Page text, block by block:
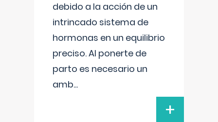
debido a la acción de un
intrincado sistema de
hormonas en un equilibrio
preciso. Al ponerte de
parto es necesario un
amb...
+